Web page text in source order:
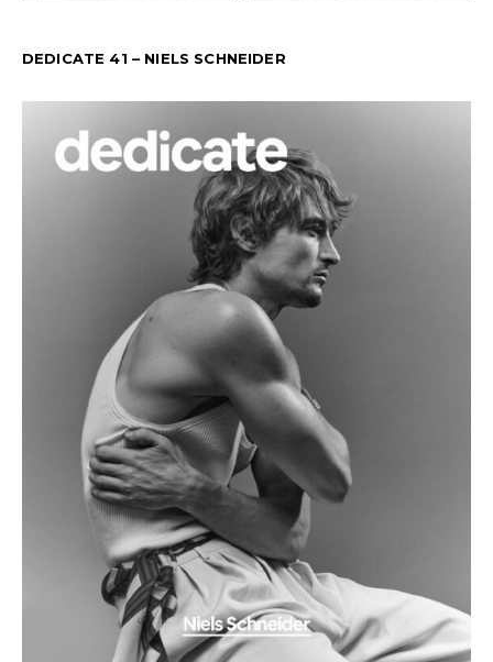
DEDICATE 41 – NIELS SCHNEIDER